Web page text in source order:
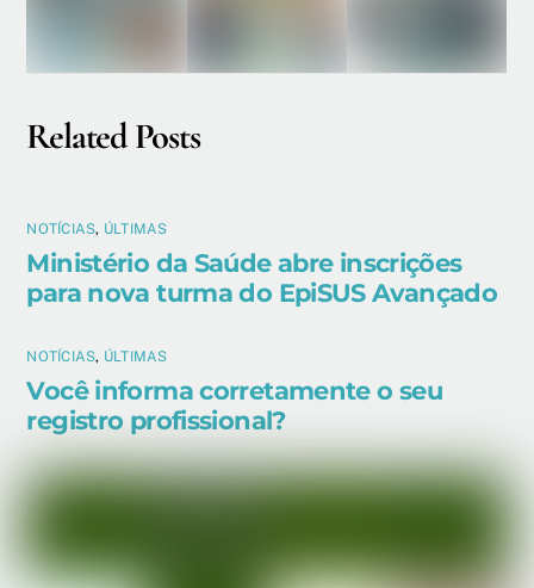
Related Posts
NOTÍCIAS, ÚLTIMAS
Ministério da Saúde abre inscrições
para nova turma do EpiSUS Avançado
NOTÍCIAS, ÚLTIMAS
Você informa corretamente o seu
registro profissional?